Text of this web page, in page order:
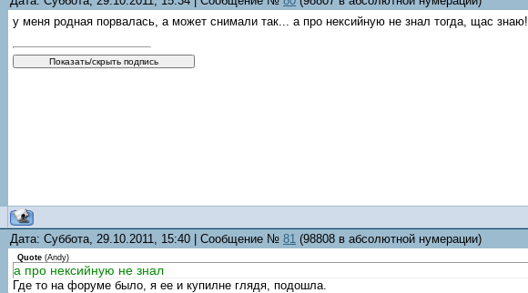
у меня родная порвалась, а может снимали так... а про нексийную не знал тогда, щас знаю!
Дата: Суббота, 29.10.2011, 15:40 | Сообщение № 81 (98808 в абсолютной нумерации)
Quote (Andy)
а про нексийную не знал
Где то на форуме было, я ее и купилне глядя, подошла.